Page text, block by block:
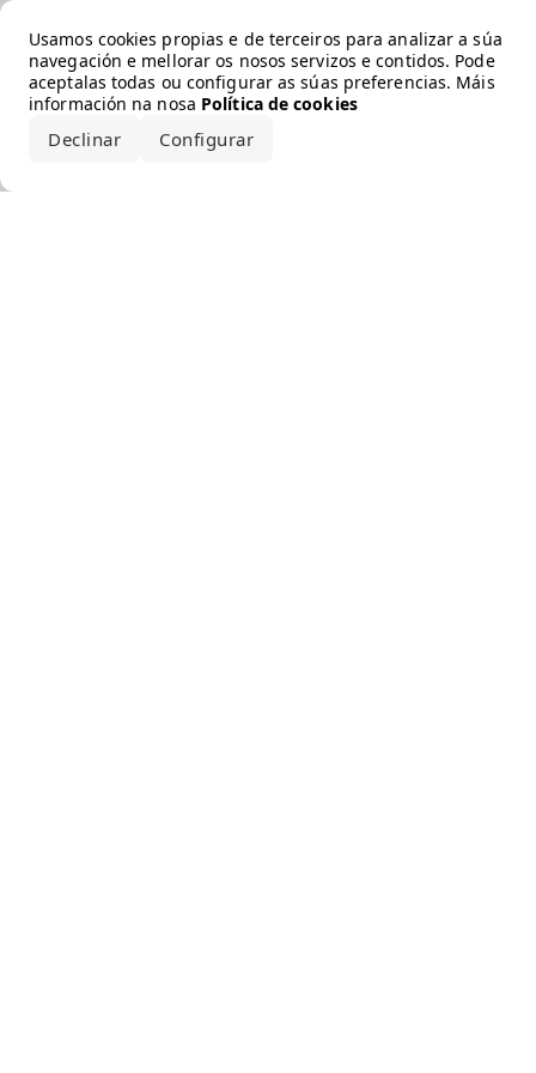
Usamos cookies propias e de terceiros para analizar a súa
navegación e mellorar os nosos servizos e contidos. Pode
aceptalas todas ou configurar as súas preferencias. Máis
información na nosa Política de cookies
Declinar Configurar
Error loading the brand